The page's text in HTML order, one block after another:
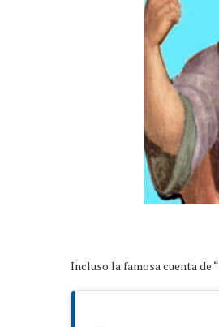
Incluso la famosa cuenta de “